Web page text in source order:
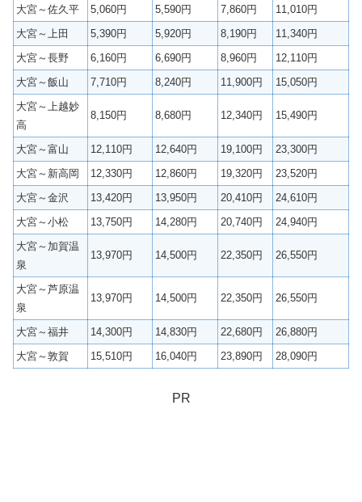
大宮～佐久平
5,060円 5,590円 7,860円
11,010円
大宮～上田
5,390円 5,920円 8,190円
11,340円
大宮～長野
6,160円 6,690円 8,960円
12,110円
大宮～飯山
7,710円 8,240円 11,900円
15,050円
大宮～上越妙
高
8,150円 8,680円 12,340円 15,490円
大宮～富山 12,110円 12,640円 19,100円
23,300円
大宮～新高岡
12,330円 12,860円 19,320円
23,520円
大宮～金沢
13,420円 13,950円 20,410円
24,610円
大宮～小松
13,750円 14,280円 20,740円
24,940円
大宮～加賀温
泉
13,970円 14,500円 22,350円 26,550円
大宮～芦原温
泉
13,970円 14,500円 22,350円 26,550円
大宮～福井 14,300円 14,830円 22,680円
26,880円
大宮～敦賀
15,510円 16,040円 23,890円 28,090円
PR